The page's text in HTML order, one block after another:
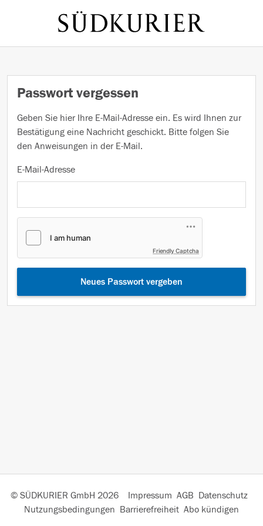
Passwort vergessen
Geben Sie hier Ihre E-Mail-Adresse ein. Es wird Ihnen zur
Bestätigung eine Nachricht geschickt. Bitte folgen Sie
den Anweisungen in der E-Mail.
E-Mail-Adresse
Friendly Captcha
Neues Passwort vergeben
© SÜDKURIER GmbH 2026 Impressum AGB Datenschutz
Nutzungsbedingungen Barrierefreiheit Abo kündigen